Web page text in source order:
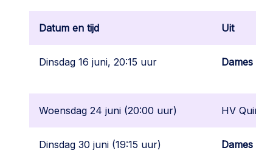
Datum en tijd Uit
Dinsdag 16 juni, 20:15 uur Dames
Woensdag 24 juni (20:00 uur) HV
Dinsdag 30 juni (19:15 uur) Dames